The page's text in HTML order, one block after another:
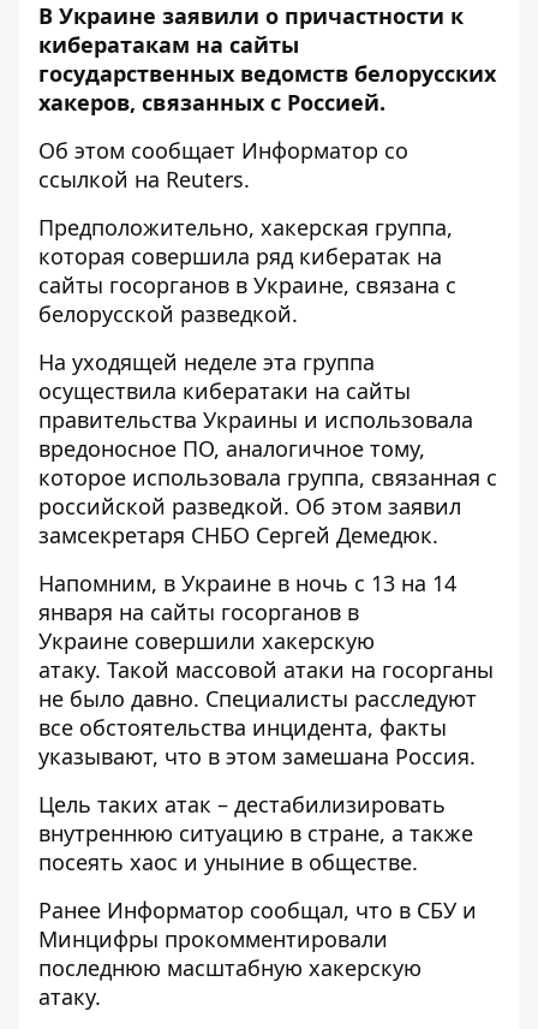
В Украине заявили о причастности к
кибератакам на сайты
государственных ведомств белорусских
хакеров, связанных с Россией.
Об этом сообщает Информатор со
ссылкой на Reuters.
Предположительно, хакерская группа,
которая совершила ряд кибератак на
сайты госорганов в Украине, связана с
белорусской разведкой.
На уходящей неделе эта группа
осуществила кибератаки на сайты
правительства Украины и использовала
вредоносное ПО, аналогичное тому,
которое использовала группа, связанная с
российской разведкой. Об этом заявил
замсекретаря СНБО Сергей Демедюк.
Напомним, в Украине в ночь с 13 на 14
января на сайты госорганов в
Украине совершили хакерскую
атаку. Такой массовой атаки на госорганы
не было давно. Специалисты расследуют
все обстоятельства инцидента, факты
указывают, что в этом замешана Россия.
Цель таких атак – дестабилизировать
внутреннюю ситуацию в стране, а также
посеять хаос и уныние в обществе.
Ранее Информатор сообщал, что в СБУ и
Минцифры прокомментировали
последнюю масштабную хакерскую
атаку.